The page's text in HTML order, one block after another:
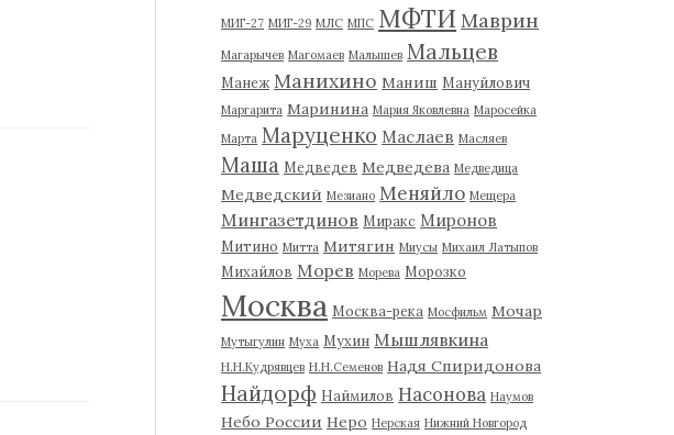
МИГ-27 МИГ-29 МЛС МПС МФТИ Маврин
Магарычев Магомаев Малышев Мальцев
Манеж Манихино Маниш Мануйлович
Маргарита Маринина Мария Яковлевна Маросейка
Марта Маруценко Маслаев Масляев
Маша Медведев Медведева Медведица
Медведский Мезиано Меняйло Мещера
Мингазетдинов Миракс Миронов
Митино Митта Митягин Миусы Михаил Латыпов
Михайлов Морев Морева Морозко
Москва Москва-река Мосфильм Мочар
Мутыгулин Муха Мухин Мышлявкина
Н.Н.Кудрявцев Н.Н.Семенов Надя Спиридонова
Найдорф Наймилов Насонова Наумов
Небо России Неро Нерская Нижний Новгород